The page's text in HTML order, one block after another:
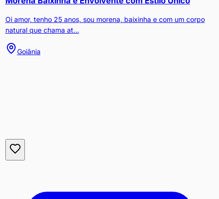
Oi amor, tenho 25 anos, sou morena, baixinha e com um corpo
natural que chama at...
Goiânia